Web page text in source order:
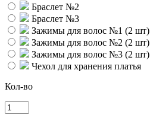
Браслет №2
Браслет №3
Зажимы для волос №1 (2 шт)
Зажимы для волос №2 (2 шт)
Зажимы для волос №3 (2 шт)
Чехол для хранения платья
Кол-во